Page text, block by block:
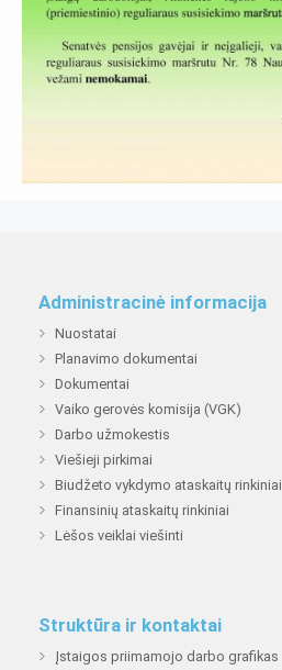
Administracinė informacija
Nuostatai
Planavimo dokumentai
Dokumentai
Vaiko gerovės komisija (VGK)
Darbo užmokestis
Viešieji pirkimai
Biudžeto vykdymo ataskaitų rinkiniai
Finansinių ataskaitų rinkiniai
Lėšos veiklai viešinti
Struktūra ir kontaktai
Įstaigos priimamojo darbo grafikas